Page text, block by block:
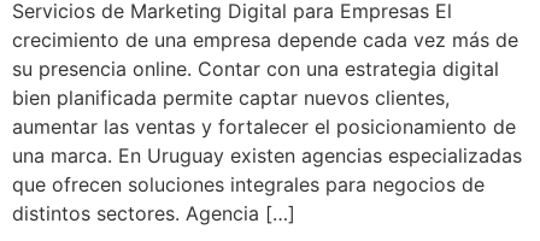
Servicios de Marketing Digital para Empresas El
crecimiento de una empresa depende cada vez más de
su presencia online. Contar con una estrategia digital
bien planificada permite captar nuevos clientes,
aumentar las ventas y fortalecer el posicionamiento de
una marca. En Uruguay existen agencias especializadas
que ofrecen soluciones integrales para negocios de
distintos sectores. Agencia […]